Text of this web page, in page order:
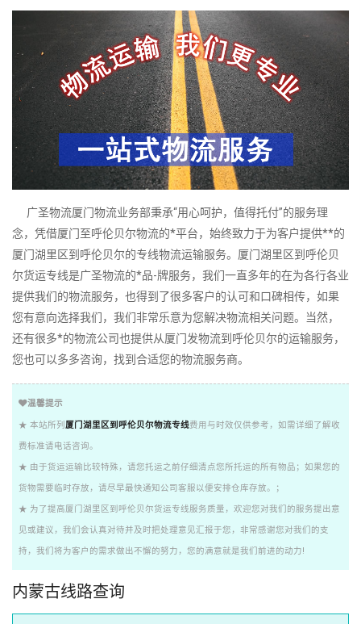
广圣物流厦门物流业务部秉承“用心呵护，值得托付”的服务理
念，凭借厦门至呼伦贝尔物流的*平台，始终致力于为客户提供**的
厦门湖里区到呼伦贝尔的专线物流运输服务。厦门湖里区到呼伦贝
尔货运专线是广圣物流的*品-牌服务，我们一直多年的在为各行各业
提供我们的物流服务，也得到了很多客户的认可和口碑相传，如果
您有意向选择我们，我们非常乐意为您解决物流相关问题。当然，
还有很多*的物流公司也提供从厦门发物流到呼伦贝尔的运输服务，
您也可以多多咨询，找到合适您的物流服务商。
温馨提示
★ 本站所列 厦门湖里区到呼伦贝尔物流专线费用与时效仅供参考，如需详细了解收
费标准请电话咨询。
★ 由于货运运输比较特殊，请您托运之前仔细清点您所托运的所有物品；如果您的
货物需要临时存放，请尽早最快通知公司客服以便安排仓库存放。；
★ 为了提高厦门湖里区到呼伦贝尔货运专线服务质量，欢迎您对我们的服务提出意
见或建议，我们会认真对待并及时把处理意见汇报于您，非常感谢您对我们的支
持，我们将为客户的需求做出不懈的努力，您的满意就是我们前进的动力!
内蒙古线路查询